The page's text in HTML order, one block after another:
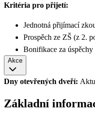
Kritéria pro přijetí:
Jednotná přijímací
Prospěch ze ZŠ (z 2.
Bonifikace za
Akce
Dny otevřených dveří:
Základní